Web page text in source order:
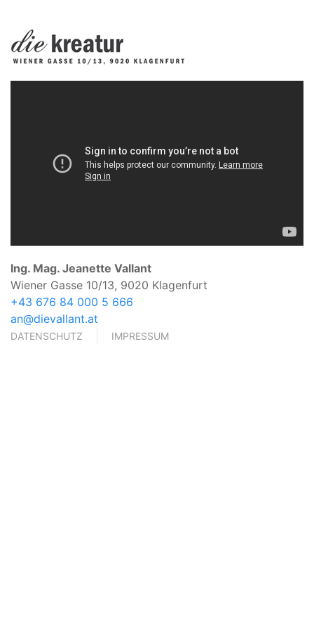
Ing. Mag. Jeanette Vallant
Wiener Gasse 10/13, 9020 Klagenfurt
+43 676 84 000 5 666
an@dievallant.at
DATENSCHUTZ IMPRESSUM